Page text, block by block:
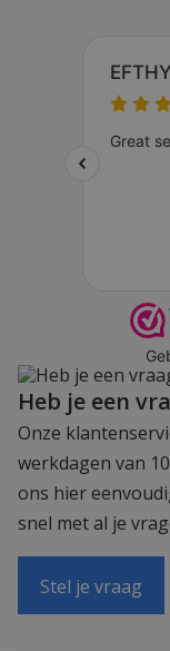
Heb je een
Onze
werkdagen van
ons hier
snel met al je
Stel je vraag